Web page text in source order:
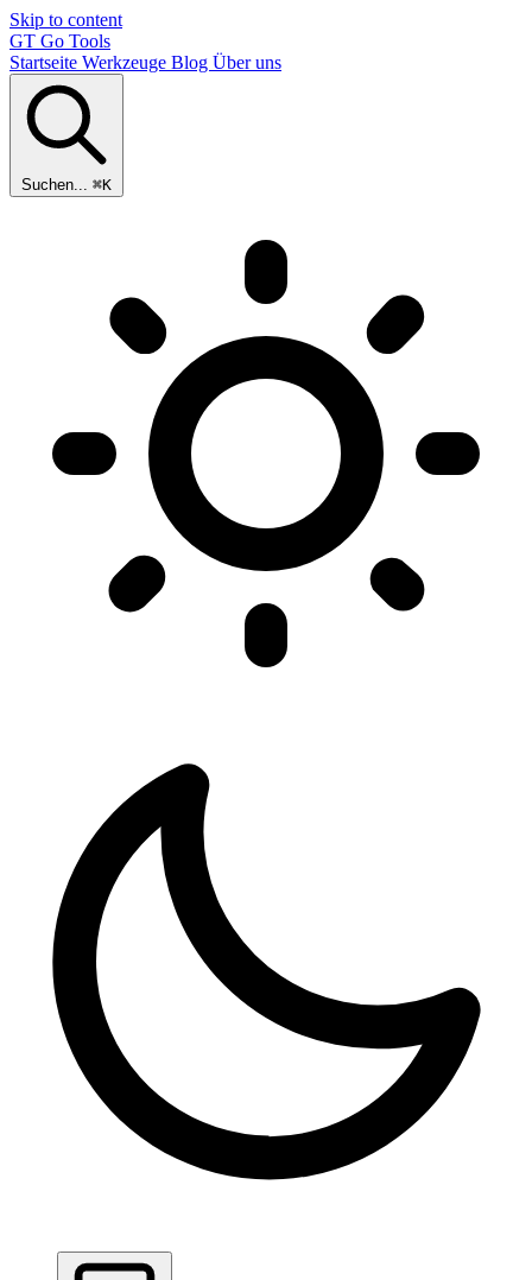
Skip to content
GT Go Tools
Startseite Werkzeuge Blog Über uns
Suchen... ⌘K